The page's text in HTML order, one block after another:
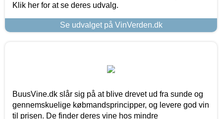
Klik her for at se deres udvalg.
Se udvalget på VinVerden.dk
BuusVine.dk slår sig på at blive drevet ud fra sunde og
gennemskuelige købmandsprincipper, og levere god vin
til prisen. De finder deres vine hos mindre